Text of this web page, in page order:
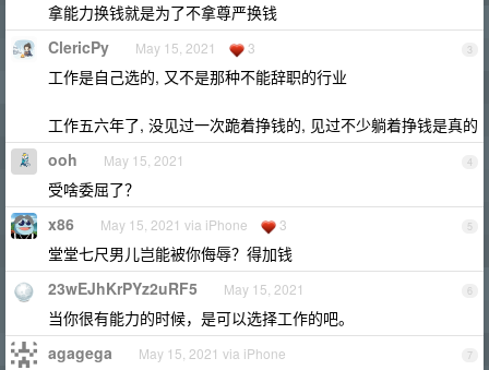
拿能力换钱就是为了不拿尊严换钱
3
ClericPy May 15, 2021 3
工作是自己选的, 又不是那种不能辞职的行业
工作五六年了, 没见过一次跪着挣钱的, 见过不少躺着挣钱是真的
4
ooh May 15, 2021
受啥委屈了？
5
x86 May 15, 2021 via iPhone 3
堂堂七尺男儿岂能被你侮辱？得加钱
6
23wEJhKrPYz2uRF5 May 15, 2021
当你很有能力的时候，是可以选择工作的吧。
7
agagega May 15, 2021 via iPhone